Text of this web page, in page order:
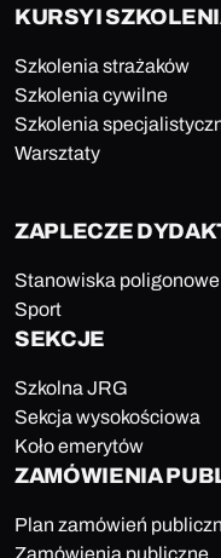
KURSY I
Szkolenia strażaków
Szkolenia cywilne
Szkolenia
Warsztaty
ZAPLECZE
Stanowiska poligonowe
Sport
SEKCJE
Szkolna JRG
Sekcja wysokościowa
Koło emerytów
ZAMÓWIENIA
Plan zamówień